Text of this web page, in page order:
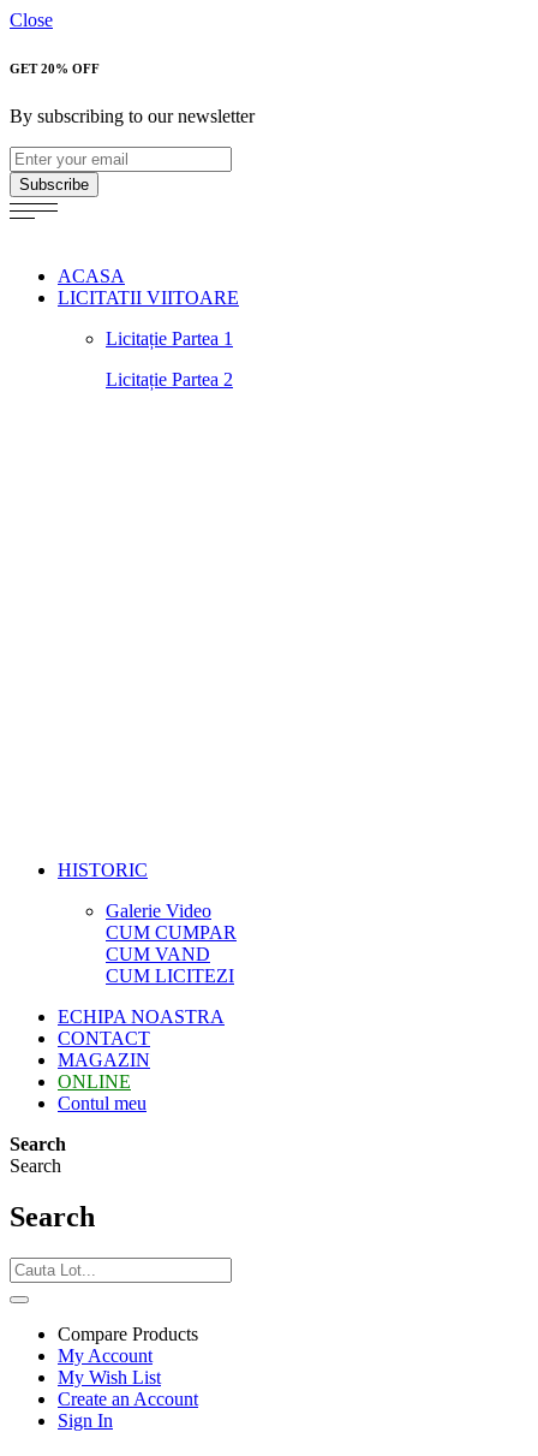
Close
GET 20% OFF
By subscribing to our newsletter
Subscribe
ACASA
LICITATII VIITOARE
Licitație Partea 1
Licitație Partea 2
HISTORIC
Galerie Video
CUM CUMPAR
CUM VAND
CUM LICITEZI
ECHIPA NOASTRA
CONTACT
MAGAZIN
ONLINE
Contul meu
Search
Search
Search
Compare Products
My Account
My Wish List
Create an Account
Sign In